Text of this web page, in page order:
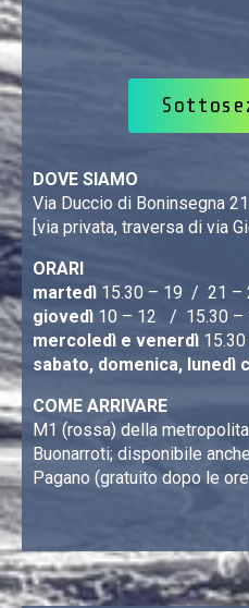
DOVE SIAMO
Via Duccio di Boninsegna
[via privata, traversa di via
ORARI
martedì 15.30 – 19 / 21 –
giovedì 10 – 12 / 15.30 –
mercoledì e venerdì
sabato, domenica, lunedì
COME ARRIVARE
M1 (rossa) della
Buonarroti; disponibile
Pagano (gratuito dopo le